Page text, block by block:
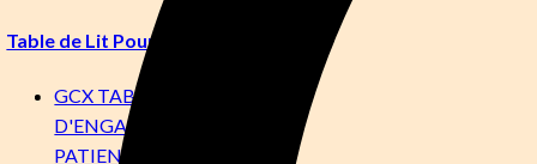
Table de Lit Pour Patient
GCX TABLE
D'ENGAGEMENT DES
PATIENT